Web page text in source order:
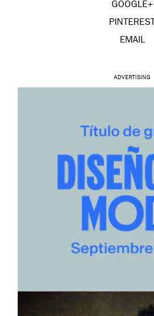
GOOGLE+
PINTEREST
EMAIL
ADVERTISING